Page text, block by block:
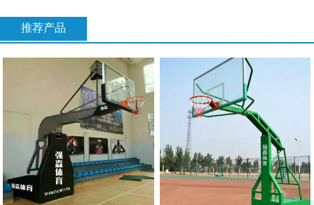
推荐产品